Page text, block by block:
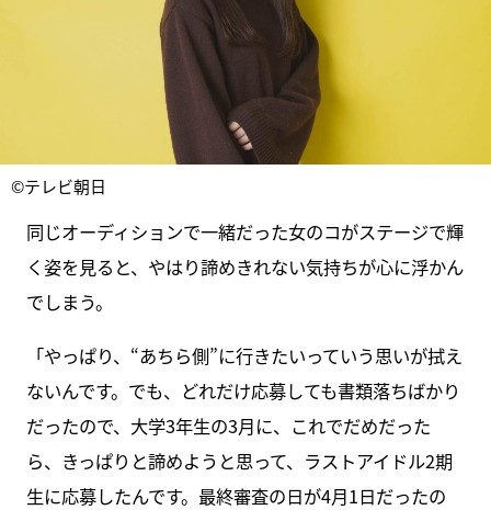
©テレビ朝日
同じオーディションで一緒だった女のコがステージで輝
く姿を見ると、やはり諦めきれない気持ちが心に浮かん
でしまう。
「やっぱり、“あちら側”に行きたいっていう思いが拭え
ないんです。でも、どれだけ応募しても書類落ちばかり
だったので、大学3年生の3月に、これでだめだった
ら、きっぱりと諦めようと思って、ラストアイドル2期
生に応募したんです。最終審査の日が4月1日だったの